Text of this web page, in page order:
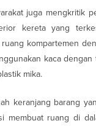
juga mengkritik
kereta yang
kompartemen
kaca
mika.
keranjang barang
membuat ruang di